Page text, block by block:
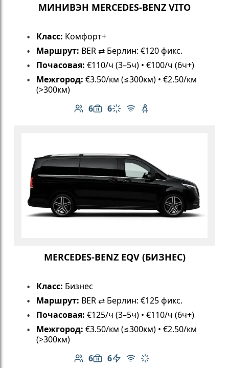
МИНИВЭН MERCEDES-BENZ VITO
Класс: Комфорт+
Маршрут: BER ⇄ Берлин: €120 фикс.
Почасовая: €110/ч (3–5ч) • €100/ч (6ч+)
Межгород: €3.50/км (≤300км) • €2.50/км
(>300км)
6
Количество пассажиров: 6
6
Вместимость багажа: 6
Климат-контроль
Бесплатный Wi-Fi
Детское кресло
MERCEDES-BENZ EQV (БИЗНЕС)
Класс: Бизнес
Маршрут: BER ⇄ Берлин: €125 фикс.
Почасовая: €125/ч (3–5ч) • €110/ч (6ч+)
Межгород: €3.50/км (≤300км) • €2.50/км
(>300км)
6
Количество пассажиров: 6
6
Вместимость багажа: 6
Электромобиль
Бесплатный Wi-Fi
Климат-контроль